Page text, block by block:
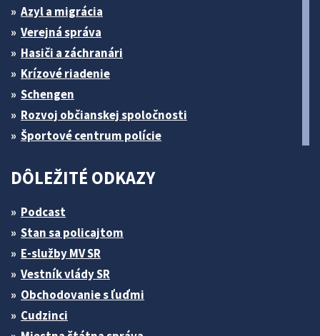
Azyl a migrácia
Verejná správa
Hasiči a záchranári
Krízové riadenie
Schengen
Rozvoj občianskej spoločnosti
Športové centrum polície
DÔLEŽITÉ ODKAZY
Podcast
Stan sa policajtom
E-služby MV SR
Vestník vlády SR
Obchodovanie s ľuďmi
Cudzinci